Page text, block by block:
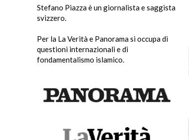
Stefano Piazza è un giornalista e saggista
svizzero.
Per la La Verità e Panorama si occupa di
questioni internazionali e di
fondamentalismo islamico.